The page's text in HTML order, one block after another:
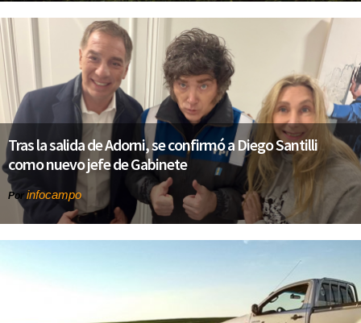
Tras la salida de Adorni, se confirmó a Diego Santilli
como nuevo jefe de Gabinete
Por infocampo